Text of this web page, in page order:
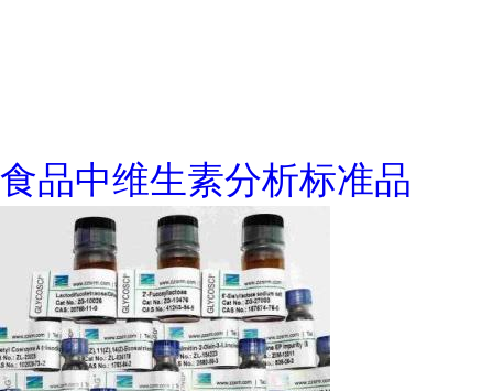
食品中维生素分析标准品